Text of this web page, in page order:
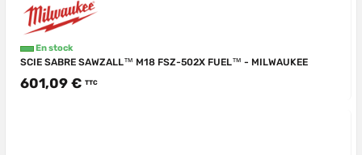
En stock
SCIE SABRE SAWZALL™ M18 FSZ-502X FUEL™ - MILWAUKEE
601,09 € TTC